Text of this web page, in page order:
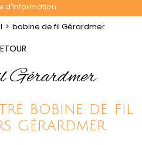
d'information
bobine de fil Gérardmer
Gérardmer
bobine de fil
Gérardmer